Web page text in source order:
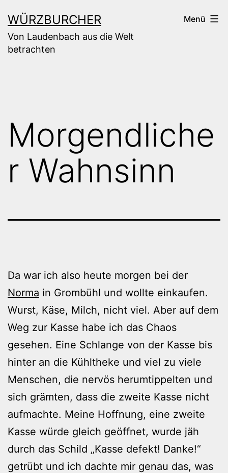
Inhalt
springen
WÜRZBURCHER
Von Laudenbach aus die Welt
betrachten
Menü
Morgendliche
r Wahnsinn
Da war ich also heute morgen bei der
Norma in Grombühl und wollte einkaufen.
Wurst, Käse, Milch, nicht viel. Aber auf dem
Weg zur Kasse habe ich das Chaos
gesehen. Eine Schlange von der Kasse bis
hinter an die Kühltheke und viel zu viele
Menschen, die nervös herumtippelten und
sich grämten, dass die zweite Kasse nicht
aufmachte. Meine Hoffnung, eine zweite
Kasse würde gleich geöffnet, wurde jäh
durch das Schild „Kasse defekt! Danke!“
getrübt und ich dachte mir genau das, was